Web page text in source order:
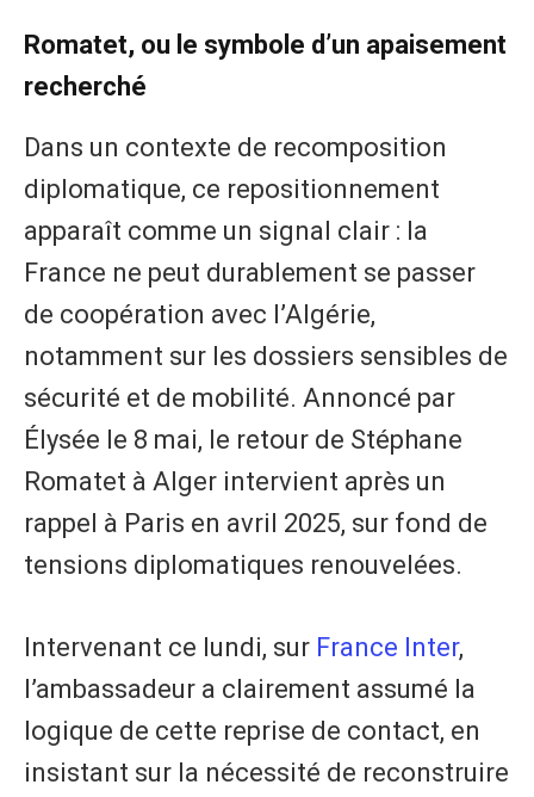
Romatet, ou le symbole d’un apaisement
recherché
Dans un contexte de recomposition
diplomatique, ce repositionnement
apparaît comme un signal clair : la
France ne peut durablement se passer
de coopération avec l’Algérie,
notamment sur les dossiers sensibles de
sécurité et de mobilité. Annoncé par
Élysée le 8 mai, le retour de Stéphane
Romatet à Alger intervient après un
rappel à Paris en avril 2025, sur fond de
tensions diplomatiques renouvelées.
Intervenant ce lundi, sur France Inter,
l’ambassadeur a clairement assumé la
logique de cette reprise de contact, en
insistant sur la nécessité de reconstruire